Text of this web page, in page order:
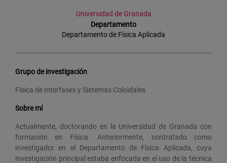
Universidad de Granada
Departamento
Departamento de Física Aplicada
Grupo de investigación
Física de Interfases y Sistemas Coloidales
Sobre mí
Actualmente, doctorando en la Universidad de Granada con
formación en Física. Anteriormente, contratado como
investigador en el Departamento de Física Aplicada, cuya
investigación principal estaba enfocada en el uso de la técnica